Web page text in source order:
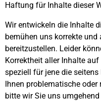
Haftung für Inhalte dieser
Wir entwickeln die Inhalte
bemühen uns korrekte
bereitzustellen. Leider
Korrektheit aller Inhalte
speziell für jene die
Ihnen problematische
bitte wir Sie uns